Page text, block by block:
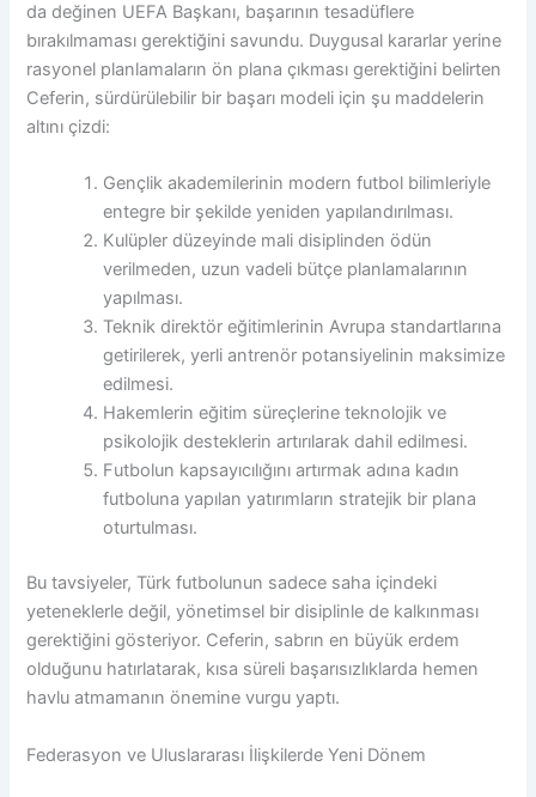
da değinen UEFA Başkanı, başarının tesadüflere
bırakılmaması gerektiğini savundu. Duygusal kararlar yerine
rasyonel planlamaların ön plana çıkması gerektiğini belirten
Ceferin, sürdürülebilir bir başarı modeli için şu maddelerin
altını çizdi:
Gençlik akademilerinin modern futbol bilimleriyle
entegre bir şekilde yeniden yapılandırılması.
Kulüpler düzeyinde mali disiplinden ödün
verilmeden, uzun vadeli bütçe planlamalarının
yapılması.
Teknik direktör eğitimlerinin Avrupa standartlarına
getirilerek, yerli antrenör potansiyelinin maksimize
edilmesi.
Hakemlerin eğitim süreçlerine teknolojik ve
psikolojik desteklerin artırılarak dahil edilmesi.
Futbolun kapsayıcılığını artırmak adına kadın
futboluna yapılan yatırımların stratejik bir plana
oturtulması.
Bu tavsiyeler, Türk futbolunun sadece saha içindeki
yeteneklerle değil, yönetimsel bir disiplinle de kalkınması
gerektiğini gösteriyor. Ceferin, sabrın en büyük erdem
olduğunu hatırlatarak, kısa süreli başarısızlıklarda hemen
havlu atmamanın önemine vurgu yaptı.
Federasyon ve Uluslararası İlişkilerde Yeni Dönem